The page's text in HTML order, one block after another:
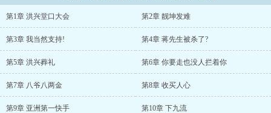
第1章 洪兴堂口大会 第2章 靓坤发难
第3章 我当然支持! 第4章 蒋先生被杀了?
第5章 洪兴葬礼 第6章 你要走也没人拦着你
第7章 八爷八两金 第8章 收买人心
第9章 亚洲第一快手 第10章 下九流